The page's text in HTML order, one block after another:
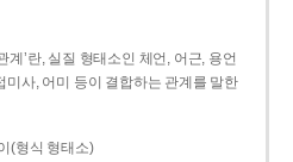
계’란, 실질 형태소인 체언, 어근, 용언
미사, 어미 등이 결합하는 관계를 말한
(형식 형태소)